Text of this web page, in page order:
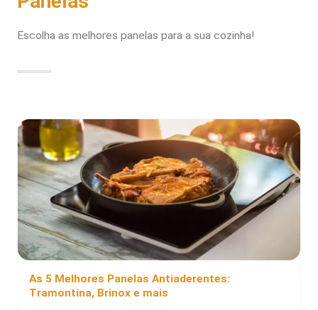
Escolha as melhores panelas para a sua cozinha!
As 5 Melhores Panelas Antiaderentes:
Tramontina, Brinox e mais